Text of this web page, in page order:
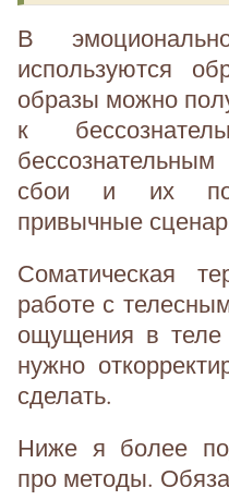
В
используются
образы можно
к
сбои и их
привычные
Соматическая
работе с
ощущения в
нужно
сделать.
Ниже я более
про методы.